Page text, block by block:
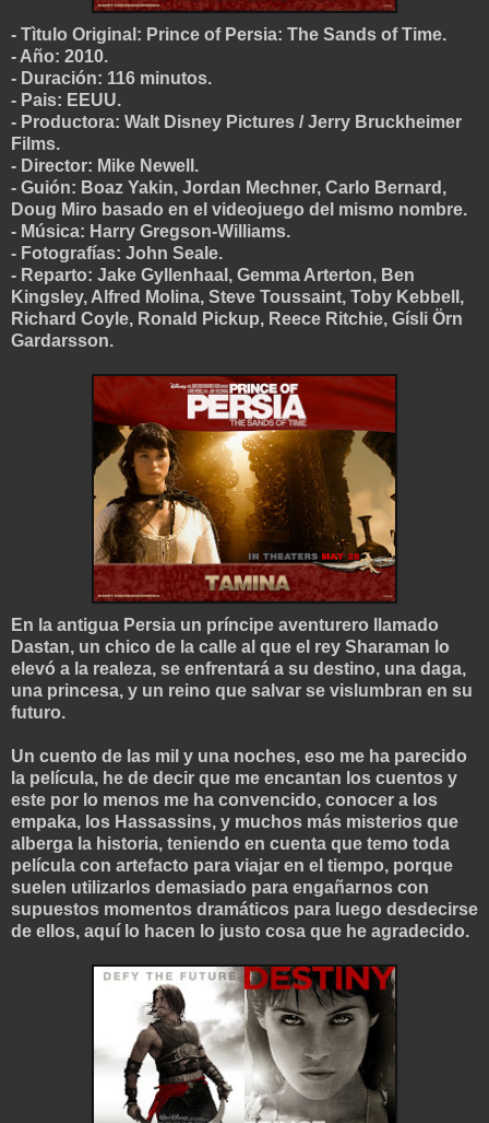
- Tìtulo Original: Prince of Persia: The Sands of Time.
- Año: 2010.
- Duración: 116 minutos.
- Pais: EEUU.
- Productora: Walt Disney Pictures / Jerry Bruckheimer
Films.
- Director: Mike Newell.
- Guión: Boaz Yakin, Jordan Mechner, Carlo Bernard,
Doug Miro basado en el videojuego del mismo nombre.
- Música: Harry Gregson-Williams.
- Fotografías: John Seale.
- Reparto: Jake Gyllenhaal, Gemma Arterton, Ben
Kingsley, Alfred Molina, Steve Toussaint, Toby Kebbell,
Richard Coyle, Ronald Pickup, Reece Ritchie, Gísli Örn
Gardarsson.
En la antigua Persia un príncipe aventurero llamado
Dastan, un chico de la calle al que el rey Sharaman lo
elevó a la realeza, se enfrentará a su destino, una daga,
una princesa, y un reino que salvar se vislumbran en su
futuro.
Un cuento de las mil y una noches, eso me ha parecido
la película, he de decir que me encantan los cuentos y
este por lo menos me ha convencido, conocer a los
empaka, los Hassassins, y muchos más misterios que
alberga la historia, teniendo en cuenta que temo toda
película con artefacto para viajar en el tiempo, porque
suelen utilizarlos demasiado para engañarnos con
supuestos momentos dramáticos para luego desdecirse
de ellos, aquí lo hacen lo justo cosa que he agradecido.